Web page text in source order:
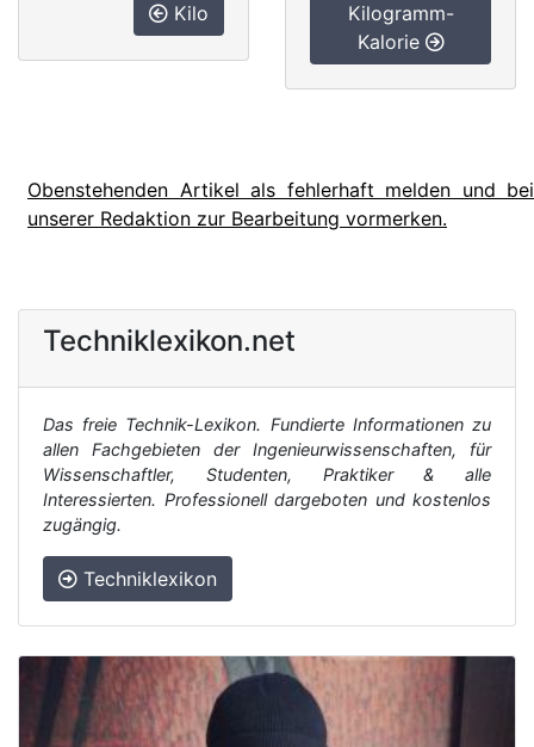
Kilo
Kilogramm-
Kalorie
Obenstehenden Artikel als fehlerhaft melden und bei
unserer Redaktion zur Bearbeitung vormerken.
Techniklexikon.net
Das freie Technik-Lexikon. Fundierte Informationen zu
allen Fachgebieten der Ingenieurwissenschaften, für
Wissenschaftler, Studenten, Praktiker & alle
Interessierten. Professionell dargeboten und kostenlos
zugängig.
Techniklexikon